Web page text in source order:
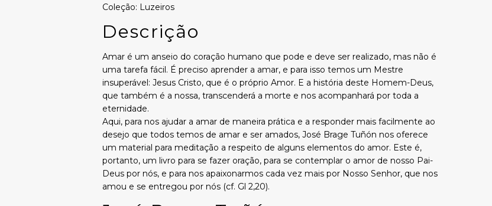
Coleção: Luzeiros
Descrição
Amar é um anseio do coração humano que pode e deve ser realizado, mas não é
uma tarefa fácil. É preciso aprender a amar, e para isso temos um Mestre
insuperável: Jesus Cristo, que é o próprio Amor. E a história deste Homem-Deus,
que também é a nossa, transcenderá a morte e nos acompanhará por toda a
eternidade.
Aqui, para nos ajudar a amar de maneira prática e a responder mais facilmente ao
desejo que todos temos de amar e ser amados, José Brage Tuñón nos oferece
um material para meditação a respeito de alguns elementos do amor. Este é,
portanto, um livro para se fazer oração, para se contemplar o amor de nosso Pai-
Deus por nós, e para nos apaixonarmos cada vez mais por Nosso Senhor, que nos
amou e se entregou por nós (cf. Gl 2,20).